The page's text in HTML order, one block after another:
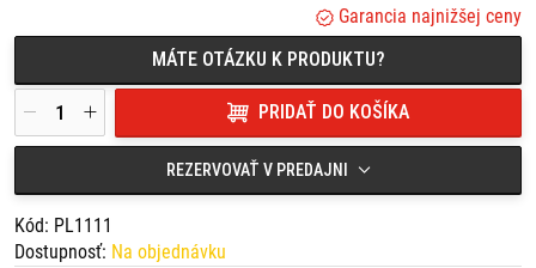
NC700X (12-13) / NC750X / NC750X DCT (14-15)Garancia najnižšej ceny
MÁTE OTÁZKU K PRODUKTU?
PRIDAŤ DO KOŠÍKA
REZERVOVAŤ V PREDAJNI
Kód: PL1111
Dostupnosť: Na objednávku